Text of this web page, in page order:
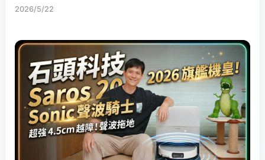
2026/5/22